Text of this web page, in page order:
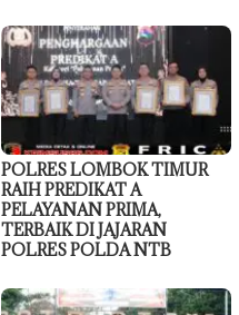
POLRES LOMBOK TIMUR
RAIH PREDIKAT A
PELAYANAN PRIMA,
TERBAIK DI JAJARAN
POLRES POLDA NTB